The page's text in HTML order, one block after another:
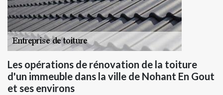
Les opérations de rénovation de la toiture
d'un immeuble dans la ville de Nohant En Gout
et ses environs